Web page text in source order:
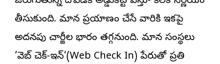
తీసుకుంది. విమాన ప్రయాణం చేసే వారికి ఇకపై
అదనపు చార్జీల భారం తగ్గనుంది. విమాన సంస్థలు
‘వెబ్ చెక్-ఇన్‘(Web Check In) పేరుతో ప్రతి